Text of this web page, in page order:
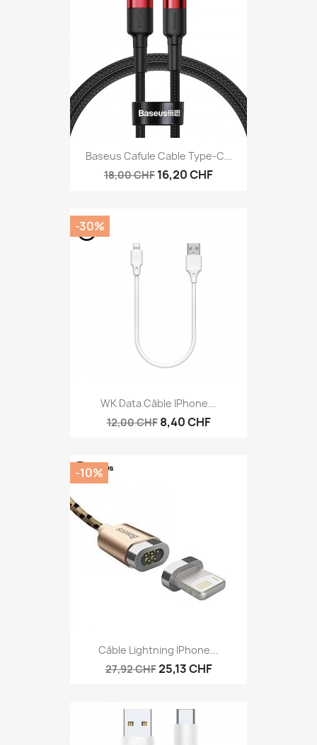
Baseus Cafule Cable Type-C...
18,00 CHF 16,20 CHF
WK Data Câble IPhone...
12,00 CHF 8,40 CHF
-30%
Câble Lightning IPhone...
27,92 CHF25,13 CHF
-10%